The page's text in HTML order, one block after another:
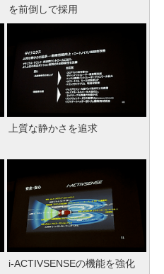
を前倒しで採用
上質な静かさを追求
i-ACTIVSENSEの機能を強化